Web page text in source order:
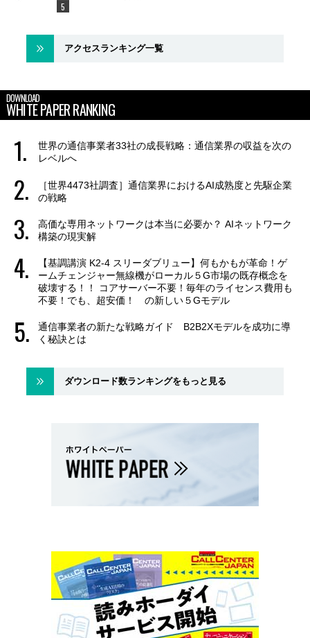
アクセスランキング一覧
DOWNLOAD
WHITE PAPER RANKING
世界の通信事業者33社の成長戦略：通信業界の収益を次の
レベルへ
［世界4473社調査］通信業界におけるAI成熟度と先駆企業
の戦略
高価な専用ネットワークは本当に必要か？ AIネットワーク
構築の現実解
【基調講演 K2-4 スリーダブリュー】何もかもが革命！ゲ
ームチェンジャー無線機がローカル５G市場の既存概念を
破壊する！！ コアサーバー不要！毎年のライセンス費用も
不要！でも、超安価！ の新しい５Gモデル
通信事業者の新たな戦略ガイド B2B2Xモデルを成功に導
く秘訣とは
ダウンロード数ランキングをもっと見る